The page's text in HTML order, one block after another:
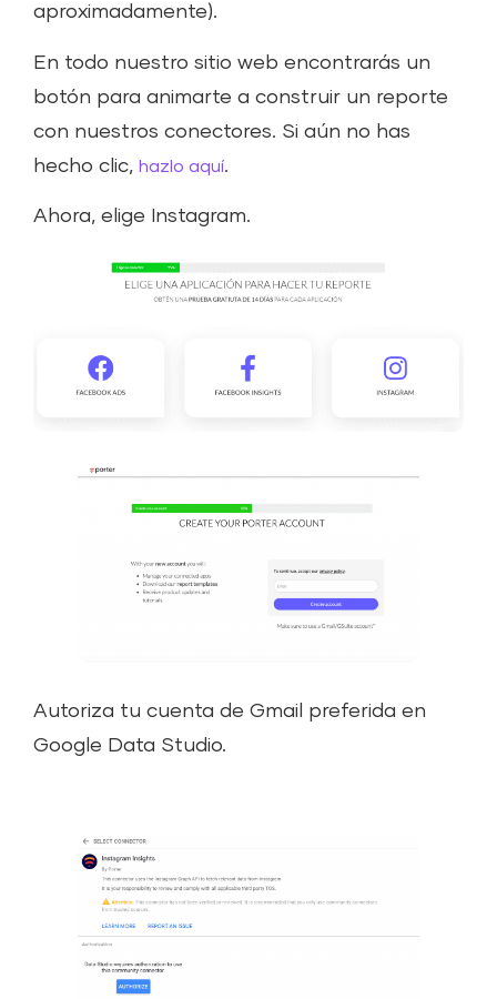
aproximadamente).
En todo nuestro sitio web encontrarás un
botón para animarte a construir un reporte
con nuestros conectores. Si aún no has
hecho clic, hazlo aquí.
Ahora, elige Instagram.
Autoriza tu cuenta de Gmail preferida en
Google Data Studio.